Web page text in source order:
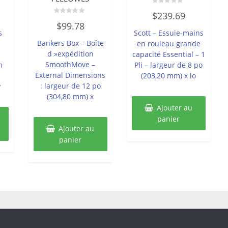
0
sur
$99.78
Bankers Box – Boîte
d »expédition
SmoothMove –
External Dimensions
: largeur de 12 po
(304,80 mm) x
Ajouter au
panier
0
sur
$239.69
Scott – Essuie-mains
en rouleau grande
capacité Essential – 1
Pli – largeur de 8 po
(203,20 mm) x lo
Ajouter au
panier